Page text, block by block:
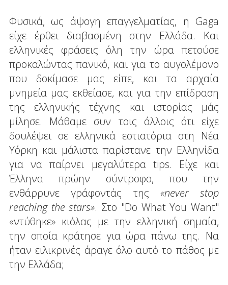
Φυσικά, ως άψογη επαγγελματίας, η Gaga
είχε έρθει διαβασμένη στην Ελλάδα. Και
ελληνικές φράσεις όλη την ώρα πετούσε
προκαλώντας πανικό, και για το αυγολέμονο
που δοκίμασε μας είπε, και τα αρχαία
μνημεία μας εκθείασε, και για την επίδραση
της ελληνικής τέχνης και ιστορίας μάς
μίλησε. Μάθαμε συν τοις άλλοις ότι είχε
δουλέψει σε ελληνικά εστιατόρια στη Νέα
Υόρκη και μάλιστα παρίστανε την Ελληνίδα
για να παίρνει μεγαλύτερα tips. Είχε και
Έλληνα πρώην σύντροφο, που την
ενθάρρυνε γράφοντάς της «never stop
reaching the stars». Στο "Do What You Want"
«ντύθηκε» κιόλας με την ελληνική σημαία,
την οποία κράτησε για ώρα πάνω της. Να
ήταν ειλικρινές άραγε όλο αυτό το πάθος με
την Ελλάδα;